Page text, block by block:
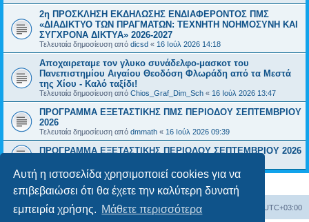
Αυτή η ιστοσελίδα χρησιμοποιεί cookies για να
επιβεβαιώσει ότι θα έχετε την καλύτερη δυνατή
εμπειρία χρήσης. Μάθετε περισσότερα
2η ΠΡΟΣΚΛΗΣΗ ΕΚΔΗΛΩΣΗΣ ΕΝΔΙΑΦΕΡΟΝΤΟΣ ΠΜΣ
«ΔΙΑΔΙΚΤΥΟ ΤΩΝ ΠΡΑΓΜΑΤΩΝ: ΤΕΧΝΗΤΗ ΝΟΗΜΟΣΥΝΗ ΚΑΙ
ΣΥΓΧΡΟΝΑ ΔΙΚΤΥΑ» 2026-2027
Τελευταία δημοσίευση από dicsd « 16 Ιούλ 2026 14:18
Αποχαιρεταμε τον γλυκο συνάδελφο-μασκοτ του
Πανεπιστημίου Αιγαίου Θεοδόση Φλωράδη από τα Μεστά
της Χίου - Καλό ταξίδι!
Τελευταία δημοσίευση από Chios_Graf_Dim_Sch « 16 Ιούλ 2026 13:47
ΠΡΟΓΡΑΜΜΑ ΕΞΕΤΑΣΤΙΚΗΣ ΠΜΣ ΠΕΡΙΟΔΟΥ ΣΕΠΤΕΜΒΡΙΟΥ
2026
Τελευταία δημοσίευση από dmmath « 16 Ιούλ 2026 09:39
ΠΡΟΓΡΑΜΜΑ ΕΞΕΤΑΣΤΙΚΗΣ ΠΕΡΙΟΔΟΥ ΣΕΠΤΕΜΒΡΙΟΥ 2026
Board Όλοι οι χρόνοι είναι UTC+03:00
Διαγραφή cookies